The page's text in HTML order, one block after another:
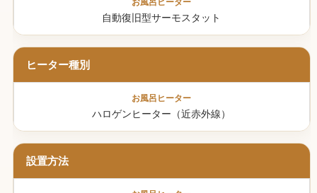
自動復旧型サーモスタット
ヒーター種別
ハロゲンヒーター（近赤外線）
設置方法